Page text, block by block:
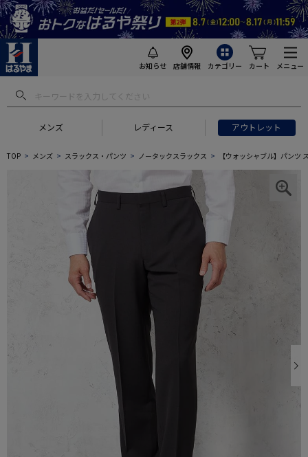
お知らせ 店舗情報 カテゴリー カート メニュー
メンズ レディース アウトレット
TOP メンズ スラックス・パンツ ノータックスラックス 【ウォッシャブル】パンツ